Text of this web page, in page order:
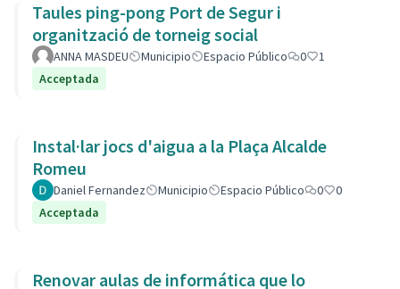
Taules ping-pong Port de Segur i
organització de torneig social
ANNA MASDEU Municipio Espacio Público 0
1
Acceptada
Instal·lar jocs d'aigua a la Plaça Alcalde
Romeu
Daniel Fernandez Municipio Espacio Público 0
0
Acceptada
Renovar aulas de informática que lo